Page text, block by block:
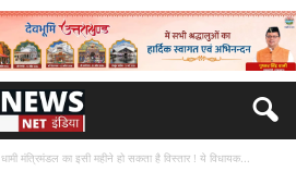
धामी मंत्रिमंडल का इसी महीने हो सकता है विस्तार ! ये विधायक...